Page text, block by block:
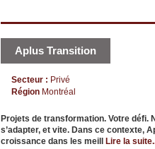
Aplus Transition
Secteur : Privé
Région Montréal
Projets de transformation. Votre défi.
s’adapter, et vite. Dans ce contexte,
croissance dans les meill Lire la